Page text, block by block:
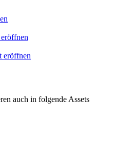
eröffnen
auch in folgende Assets